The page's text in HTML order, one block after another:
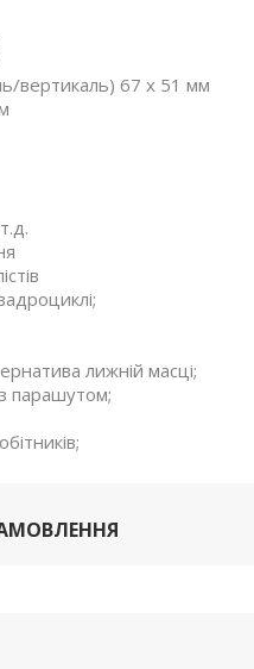
вертикаль) 67 x 51 мм
лижній масці;
парашутом;